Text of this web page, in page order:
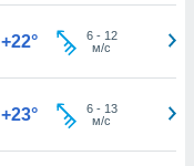
+22° 6- 12
м/с
+23° 6- 13
м/с